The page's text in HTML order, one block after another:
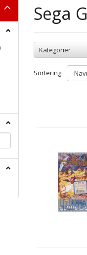
Skifte
filterSega
Kategorier
Sortering: